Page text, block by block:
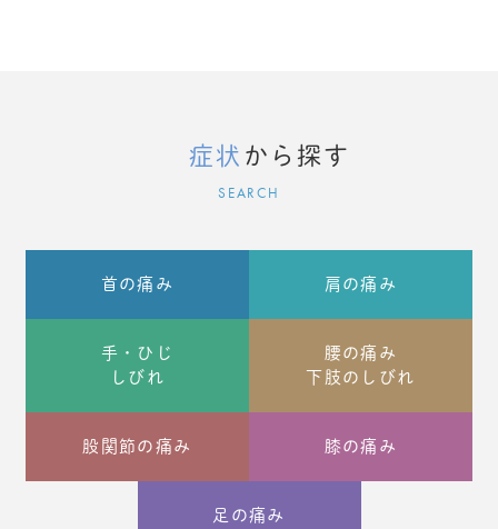
症状 から探す
SEARCH
首の痛み 肩の痛み
手・ひじ
しびれ
腰の痛み
下肢のしびれ
股関節の痛み 膝の痛み
足の痛み